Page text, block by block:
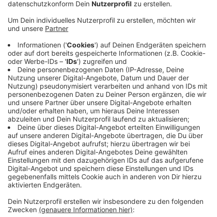
Veröffentlicht:Mittwoch, 06.04.2022 14:39
Anzeige
In elf Kapiteln ist festgehalten, welche Hausaufgaben
die Stadt künftig vor der Brust hat, um Wiehl in eine
klimaschonende Zukunft zu lenken. Von der
Baumschutzsatzung, über ein
Gewerbeflächenkataster, carsharing-Angebote bis hin
zum Radwegenetz. Der „Wiehlklima 2035“-Leitfaden
versammelt insgesamt 50 „Themensteckbriefe“. Das
jetzt beschlossene Konzept ist als Anregung und
Absichtserklärung zu verstehen. Die Punkte müssen
künftig Schritt für Schritt angegangen und von den
politischen Gremien beschlossen werden.
Anzeige